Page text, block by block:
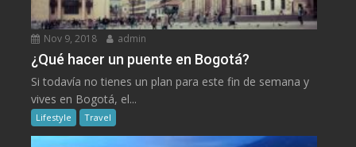
Nov 9, 2018 admin
¿Qué hacer un puente en Bogotá?
Si todavía no tienes un plan para este fin de semana y
vives en Bogotá, el...
Lifestyle Travel